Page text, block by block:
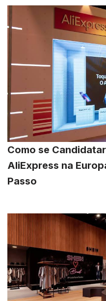
Como se
AliExpress na
Passo